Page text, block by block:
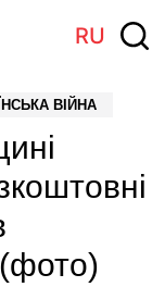
RU
ВІЙНА
(фото)